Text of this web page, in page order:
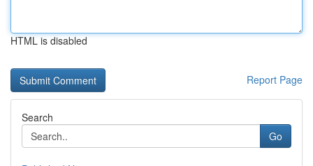
HTML is disabled
Report Page
Search
Go